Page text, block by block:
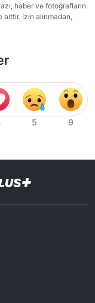
haber ve fotoğrafların
İzin alınmadan,